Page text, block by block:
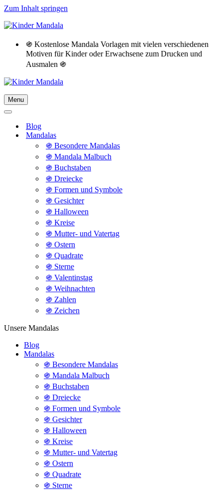
Zum Inhalt springen
֍ Kostenlose Mandala Vorlagen mit vielen verschiedenen
Motiven für Kinder oder Erwachsene zum Drucken und
Ausmalen ֍
Menu
Navigationsmenü
Navigationsmenü
Blog
Mandalas
֍ Besondere Mandalas
֍ Mandala Malbuch
֍ Buchstaben
֍ Dreiecke
֍ Formen und Symbole
֍ Gesichter
֍ Halloween
֍ Kreise
֍ Mutter- und Vatertag
֍ Ostern
֍ Quadrate
֍ Sterne
֍ Valentinstag
֍ Weihnachten
֍ Zahlen
֍ Zeichen
Unsere Mandalas
Blog
Mandalas
֍ Besondere Mandalas
֍ Mandala Malbuch
֍ Buchstaben
֍ Dreiecke
֍ Formen und Symbole
֍ Gesichter
֍ Halloween
֍ Kreise
֍ Mutter- und Vatertag
֍ Ostern
֍ Quadrate
֍ Sterne